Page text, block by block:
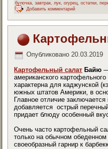
булочка,завтрак,лук,огурец,остатки,
Добавить комментарий
Опубликовано 20.03.2019
Картофельный салат Байю
американского
характерна для каджунской
южных штатов Америки, в
Главное отличие
добавляется острый
придает блюду особенный
Очень часто картофельный
только на обычном
своеобразный гарнир к